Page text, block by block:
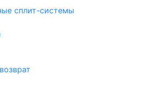
сплит-системы